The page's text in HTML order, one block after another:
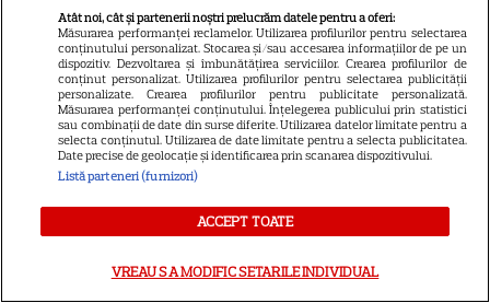
7
VEDETE STRĂINE
Ryan Gosling este noul Ghost
Rider din Universul Marvel.
Anunțul făcut la Comic-Con i-
a entuziasmat pe fani
VEDETE STRĂINE
impresionant pentru Anne
Atât noi, cât și partenerii noștri prelucrăm datele pentru a oferi:
Măsurarea performanței reclamelor. Utilizarea profilurilor pentru selectarea
conținutului personalizat. Stocarea și/sau accesarea informațiilor de pe un
dispozitiv. Dezvoltarea și îmbunătățirea serviciilor. Crearea profilurilor de
conținut personalizat. Utilizarea profilurilor pentru selectarea publicității
personalizate. Crearea profilurilor pentru publicitate personalizată.
Măsurarea performanței conținutului. Înțelegerea publicului prin statistici
sau combinații de date din surse diferite. Utilizarea datelor limitate pentru a
selecta conținutul. Utilizarea de date limitate pentru a selecta publicitatea.
Date precise de geolocație și identificarea prin scanarea dispozitivului.
Listă parteneri (furnizori)
ACCEPT TOATE
VREAU SA MODIFIC SETARILE INDIVIDUAL